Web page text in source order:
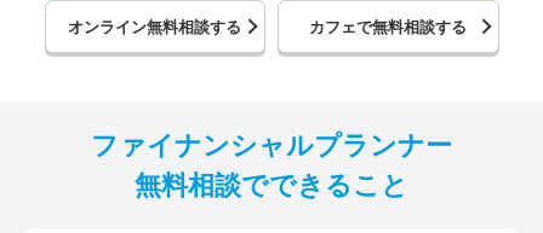
オンライン無料相談する カフェで無料相談する
ファイナンシャルプランナー
無料相談でできること